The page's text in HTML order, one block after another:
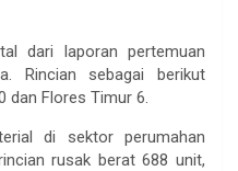
dari laporan pertemuan
Rincian sebagai berikut
dan Flores Timur 6.
di sektor perumahan
rusak berat 688 unit,